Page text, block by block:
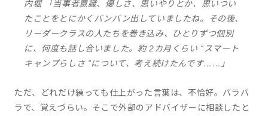
内堀 「当事者意識、優しさ、思いやりとか、思いつい
たことをとにかくバンバン出していましたね。その後、
リーダークラスの人たちを巻き込み、ひとりずつ個別
に、何度も話し合いました。約 2カ月くらい “スマート
キャンプらしさ ”について、考え続けたんです……」
ただ、どれだけ練っても仕上がった言葉は、不恰好。バラバ
ラで、覚えづらい。そこで外部のアドバイザーに相談したと